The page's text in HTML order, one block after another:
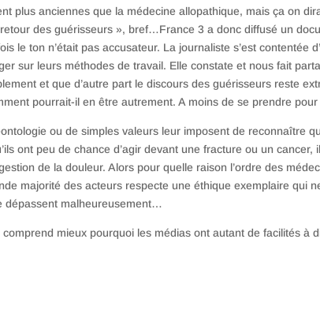
plus anciennes que la médecine allopathique, mais ça on
des guérisseurs », bref…France 3 a donc diffusé un
le ton n’était pas accusateur. La journaliste s’est contentée
sur leurs méthodes de travail. Elle constate et nous fait
et que d’autre part le discours des guérisseurs reste
pourrait-il en être autrement. A moins de se prendre
ou de simples valeurs leur imposent de reconnaître
ont peu de chance d’agir devant une fracture ou un
de la douleur. Alors pour quelle raison l’ordre des
majorité des acteurs respecte une éthique exemplaire qui
dépassent malheureusement…
mieux pourquoi les médias ont autant de facilités à